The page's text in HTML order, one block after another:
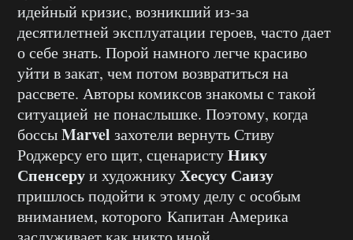
идейный кризис, возникший из-за
десятилетней эксплуатации героев, часто дает
о себе знать. Порой намного легче красиво
уйти в закат, чем потом возвратиться на
рассвете. Авторы комиксов знакомы с такой
ситуацией не понаслышке. Поэтому, когда
боссыMarvel захотели вернуть Стиву
Роджерсу его щит, сценаристуНику
Спенсеруи художникуХесусу Саизу
пришлось подойти к этому делу с особым
вниманием, которого Капитан Америка